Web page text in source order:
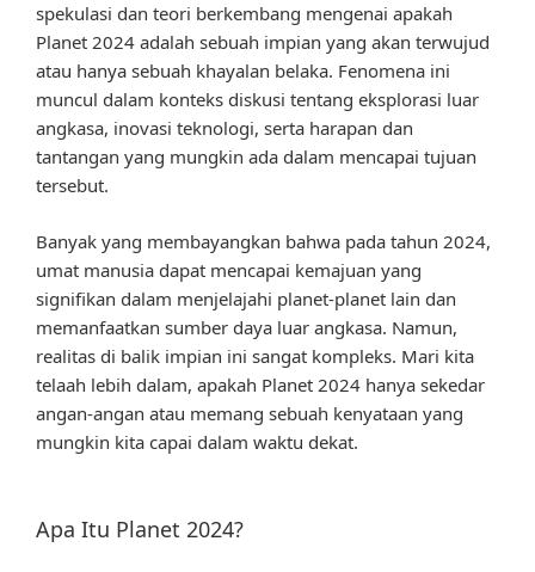
spekulasi dan teori berkembang mengenai apakah
Planet 2024 adalah sebuah impian yang akan terwujud
atau hanya sebuah khayalan belaka. Fenomena ini
muncul dalam konteks diskusi tentang eksplorasi luar
angkasa, inovasi teknologi, serta harapan dan
tantangan yang mungkin ada dalam mencapai tujuan
tersebut.
Banyak yang membayangkan bahwa pada tahun 2024,
umat manusia dapat mencapai kemajuan yang
signifikan dalam menjelajahi planet-planet lain dan
memanfaatkan sumber daya luar angkasa. Namun,
realitas di balik impian ini sangat kompleks. Mari kita
telaah lebih dalam, apakah Planet 2024 hanya sekedar
angan-angan atau memang sebuah kenyataan yang
mungkin kita capai dalam waktu dekat.
Apa Itu Planet 2024?